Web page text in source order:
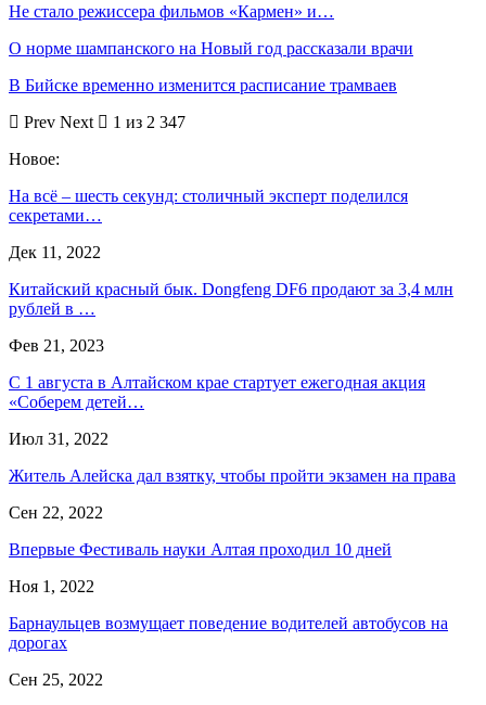
Не стало режиссера фильмов «Кармен» и…
О норме шампанского на Новый год рассказали врачи
В Бийске временно изменится расписание трамваев
Prev Next
1 из 2 347
Новое:
На всё – шесть секунд: столичный эксперт поделился
секретами…
Дек 11, 2022
Китайский красный бык. Dongfeng DF6 продают за 3,4 млн
рублей в …
Фев 21, 2023
С 1 августа в Алтайском крае стартует ежегодная акция
«Соберем детей…
Июл 31, 2022
Житель Алейска дал взятку, чтобы пройти экзамен на права
Сен 22, 2022
Впервые Фестиваль науки Алтая проходил 10 дней
Ноя 1, 2022
Барнаульцев возмущает поведение водителей автобусов на
дорогах
Сен 25, 2022